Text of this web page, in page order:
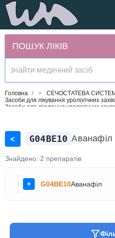
ПОШУК ЛІКІВ
Головна / СЕЧОСТАТЕВА
Засоби для лікування урологічних
Засоби для лікування урологічних
< G04BE10 Аванафіл
Знайдено: 2 препаратів
+ G04BE10Аванафіл